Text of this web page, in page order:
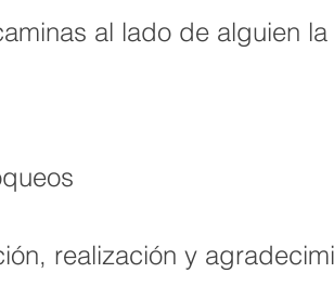
al lado de alguien
realización y